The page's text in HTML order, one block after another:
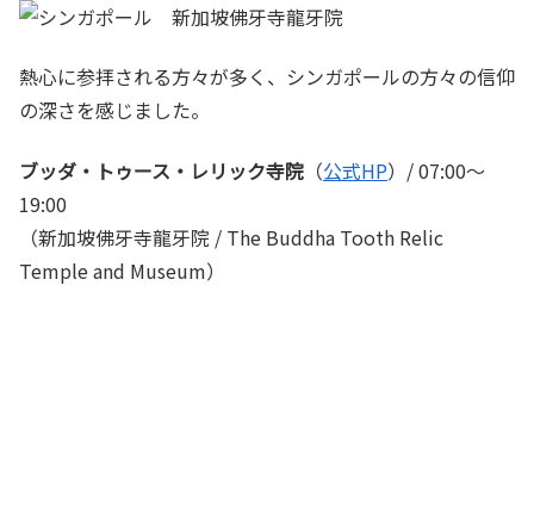
熱心に参拝される方々が多く、シンガポールの方々の信仰
の深さを感じました。
ブッダ・トゥース・レリック寺院 （公式HP）/ 07:00～
19:00
（新加坡佛牙寺龍牙院 / The Buddha Tooth Relic
Temple and Museum）